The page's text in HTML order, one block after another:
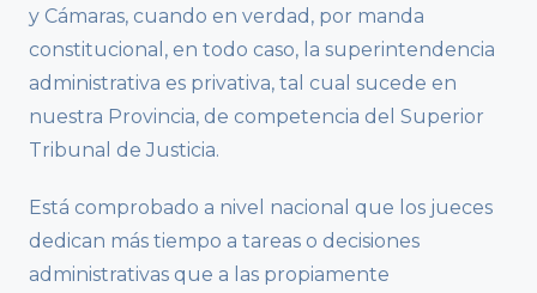
y Cámaras, cuando en verdad, por manda
constitucional, en todo caso, la superintendencia
administrativa es privativa, tal cual sucede en
nuestra Provincia, de competencia del Superior
Tribunal de Justicia.
Está comprobado a nivel nacional que los jueces
dedican más tiempo a tareas o decisiones
administrativas que a las propiamente